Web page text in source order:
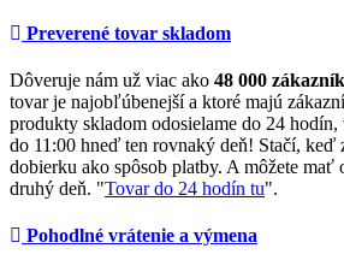
Preverené tovar skladom
Dôveruje nám už viac ako 48 000
tovar je najobľúbenejší a ktoré majú
produkty skladom odosielame do 24
do 11:00 hneď ten rovnaký deň! Stačí, keď
dobierku ako spôsob platby. A môžete mať
druhý deň. "Tovar do 24 hodín tu".
Pohodlné vrátenie a výmena